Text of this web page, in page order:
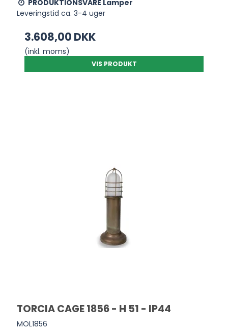
PRODUKTIONSVARE Lamper
Leveringstid ca. 3-4 uger
3.608,00 DKK
(inkl. moms)
VIS PRODUKT
TORCIA CAGE 1856 - H 51 - IP44
MOL1856